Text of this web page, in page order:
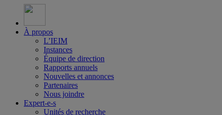
À propos
L’IEIM
Instances
Équipe de direction
Rapports annuels
Nouvelles et annonces
Partenaires
Nous joindre
Expert-e-s
Unités de recherche